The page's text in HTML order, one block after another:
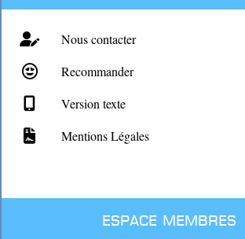
Nous contacter
Recommander
Version texte
Mentions Légales
Espace membres